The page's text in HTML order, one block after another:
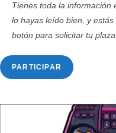
Tienes toda la información
lo hayas leído bien, y
botón para solicitar tu
PARTICIPAR